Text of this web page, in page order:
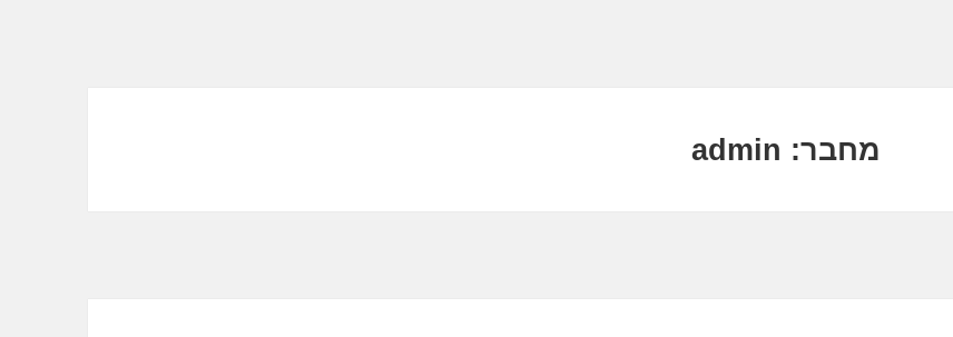
מחבר: admin